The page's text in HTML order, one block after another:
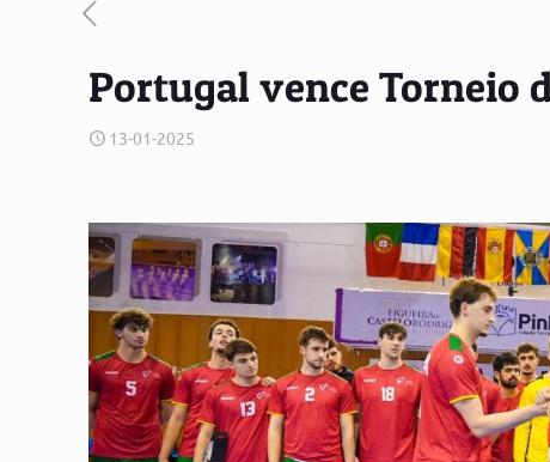
Portugal vence Torneio
13-01-2025